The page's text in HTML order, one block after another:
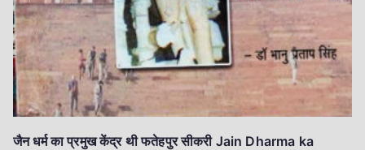
जैन धर्म का प्रमुख केंद्र थी फतेहपुर सीकरी Jain Dharma ka